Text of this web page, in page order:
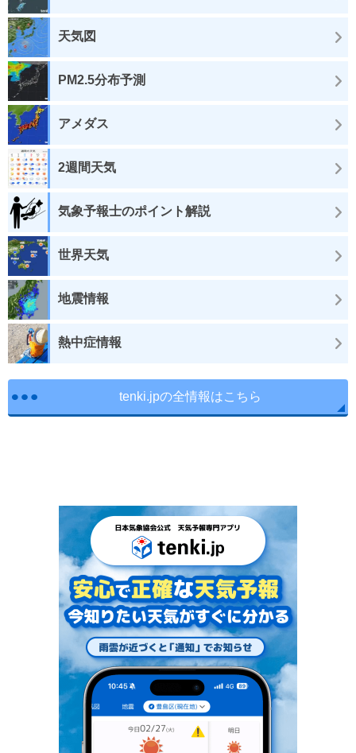
天気図
PM2.5分布予測
アメダス
2週間天気
気象予報士のポイント解説
世界天気
地震情報
熱中症情報
tenki.jpの全情報はこちら